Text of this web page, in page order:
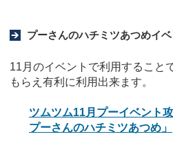
プーさんのハチミツあつめイベ
11月のイベントで利用すること
もらえ有利に利用出来ます。
ツムツム11月プーイベント
プーさんのハチミツあつめ」